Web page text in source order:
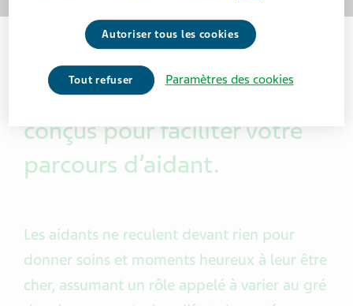
Trouvez des outils, des
informations et du soutien
conçus pour faciliter votre
parcours d’aidant.
Les aidants ne reculent devant rien pour
donner soins et moments heureux à leur être
cher, assumant un rôle appelé à varier au gré
Autoriser tous les cookies
Tout refuser Paramètres des cookies